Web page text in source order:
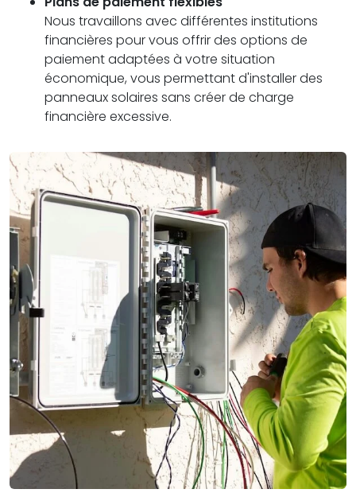
Nous travaillons avec différentes institutions
financières pour vous offrir des options de
paiement adaptées à votre situation
économique, vous permettant d'installer des
panneaux solaires sans créer de charge
financière excessive.